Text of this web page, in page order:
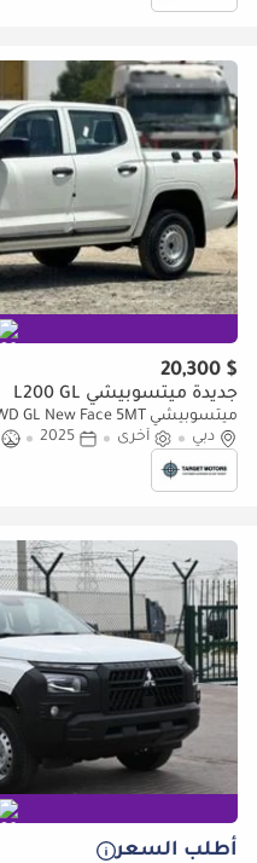
$ 20,300
جديدة ميتسوبيشي L200 GL
ميتسوبيشي L200 GL Mitsubishi L200 2.4L D DC 4WD GL New Face 5MT
دبي
أخرى 2025
أطلب السعر